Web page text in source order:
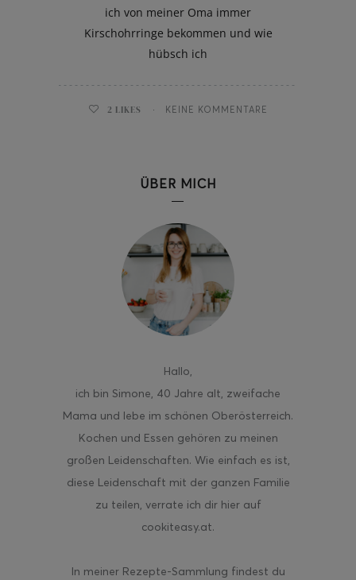
ich von meiner Oma immer
Kirschohrringe bekommen und wie
hübsch ich
2 LIKES KEINE KOMMENTARE
ÜBER MICH
Hallo,
ich bin Simone, 40 Jahre alt, zweifache
Mama und lebe im schönen Oberösterreich.
Kochen und Essen gehören zu meinen
großen Leidenschaften. Wie einfach es ist,
diese Leidenschaft mit der ganzen Familie
zu teilen, verrate ich dir hier auf
cookiteasy.at.
In meiner Rezepte-Sammlung findest du